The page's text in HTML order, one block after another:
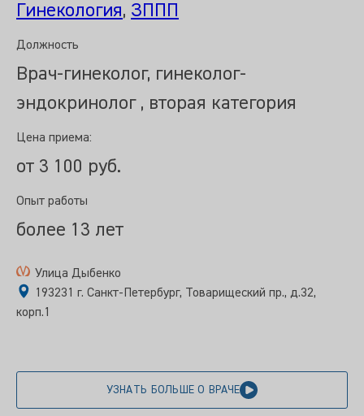
Гинекология, ЗППП
Должность
Врач-гинеколог, гинеколог-
эндокринолог , вторая категория
Цена приема:
от 3 100 руб.
Опыт работы
более 13 лет
Улица Дыбенко
193231 г. Санкт-Петербург, Товарищеский пр., д.32,
корп.1
УЗНАТЬ БОЛЬШЕ О ВРАЧЕ